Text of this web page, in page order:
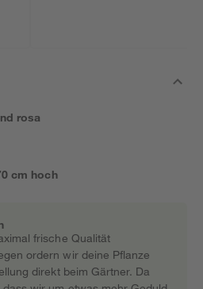
rosa
cm hoch
frische Qualität
ordern wir deine Pflanze
direkt beim Gärtner. Da